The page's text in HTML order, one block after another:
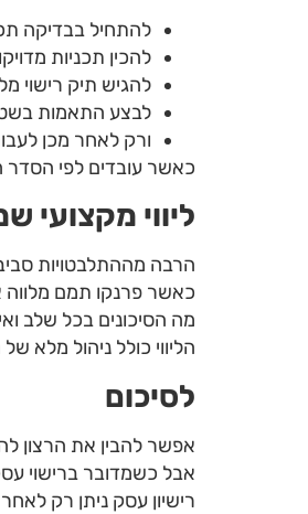
להתחיל בבדיקה
להכין תכניות
להגיש תיק רישוי
לבצע התאמות
ורק לאחר מכן
כאשר עובדים לפי הסדר
ליווי מקצועי
הרבה מההתלבטויות
כאשר פרנקו תמם מלווה
מה הסיכונים בכל שלב
הליווי כולל ניהול מלא
לסיכום
אפשר להבין את הרצון
אבל כשמדובר ברישוי
רישיון עסק ניתן רק